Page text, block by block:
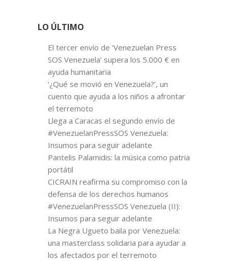
LO ÚLTIMO
El tercer envío de ‘Venezuelan Press
SOS Venezuela’ supera los 5.000 € en
ayuda humanitaria
‘¿Qué se movió en Venezuela?’, un
cuento que ayuda a los niños a afrontar
el terremoto
Llega a Caracas el segundo envío de
#VenezuelanPressSOS Venezuela:
Insumos para seguir adelante
Pantelis Palamidis: la música como patria
portátil
CICRAIN reafirma su compromiso con la
defensa de los derechos humanos
#VenezuelanPressSOS Venezuela (II):
Insumos para seguir adelante
La Negra Ugueto baila por Venezuela:
una masterclass solidaria para ayudar a
los afectados por el terremoto